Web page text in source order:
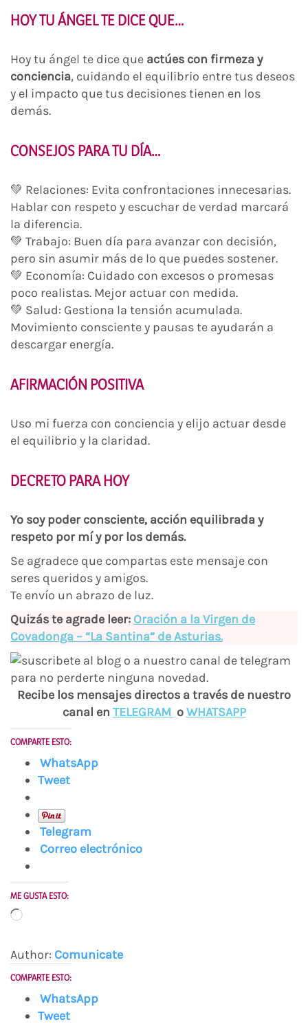
HOY TU ÁNGEL TE DICE QUE…
Hoy tu ángel te dice que actúes con firmeza y
conciencia, cuidando el equilibrio entre tus deseos
y el impacto que tus decisiones tienen en los
demás.
CONSEJOS PARA TU DÍA…
💚 Relaciones: Evita confrontaciones innecesarias.
Hablar con respeto y escuchar de verdad marcará
la diferencia.
💚 Trabajo: Buen día para avanzar con decisión,
pero sin asumir más de lo que puedes sostener.
💚 Economía: Cuidado con excesos o promesas
poco realistas. Mejor actuar con medida.
💚 Salud: Gestiona la tensión acumulada.
Movimiento consciente y pausas te ayudarán a
descargar energía.
AFIRMACIÓN POSITIVA
Uso mi fuerza con conciencia y elijo actuar desde
el equilibrio y la claridad.
DECRETO PARA HOY
Yo soy poder consciente, acción equilibrada y
respeto por mí y por los demás.
Se agradece que compartas este mensaje con
seres queridos y amigos.
Te envío un abrazo de luz.
Quizás te agrade leer: Oración a la Virgen de
Covadonga – “La Santina” de Asturias.
Recibe los mensajes directos a través de nuestro
canal en TELEGRAM oWHATSAPP
COMPARTE ESTO:
WhatsApp
Tweet
Telegram
Correo electrónico
ME GUSTA ESTO:
Cargando...
Author: Comunicate
COMPARTE ESTO:
WhatsApp
Tweet